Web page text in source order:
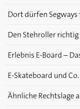
Dort dürfen Segways
Den Stehroller
Erlebnis E-Board –
E-Skateboard und
Ähnliche Rechtslage